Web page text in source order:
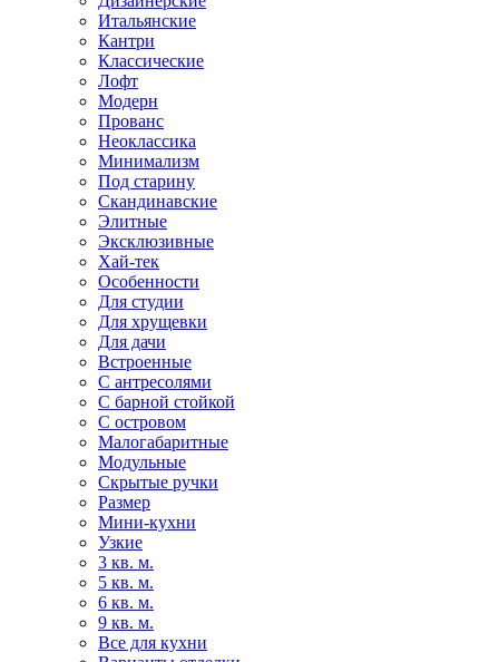
Итальянские
Кантри
Классические
Лофт
Модерн
Прованс
Неоклассика
Минимализм
Под старину
Скандинавские
Элитные
Эксклюзивные
Хай-тек
Особенности
Для студии
Для хрущевки
Для дачи
Встроенные
С антресолями
С барной стойкой
С островом
Малогабаритные
Модульные
Скрытые ручки
Размер
Мини-кухни
Узкие
3 кв. м.
5 кв. м.
6 кв. м.
9 кв. м.
Все для кухни